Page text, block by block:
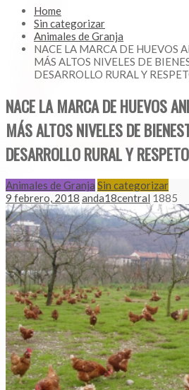
Home
Sin categorizar
Animales de Granja
NACE LA MARCA DE HUEVOS
MÁS ALTOS NIVELES DE
DESARROLLO RURAL Y
NACE LA MARCA DE HUEVOS
MÁS ALTOS NIVELES DE
DESARROLLO RURAL Y
Animales de Granja Sin categorizar
9 febrero, 2018 anda18central 1885